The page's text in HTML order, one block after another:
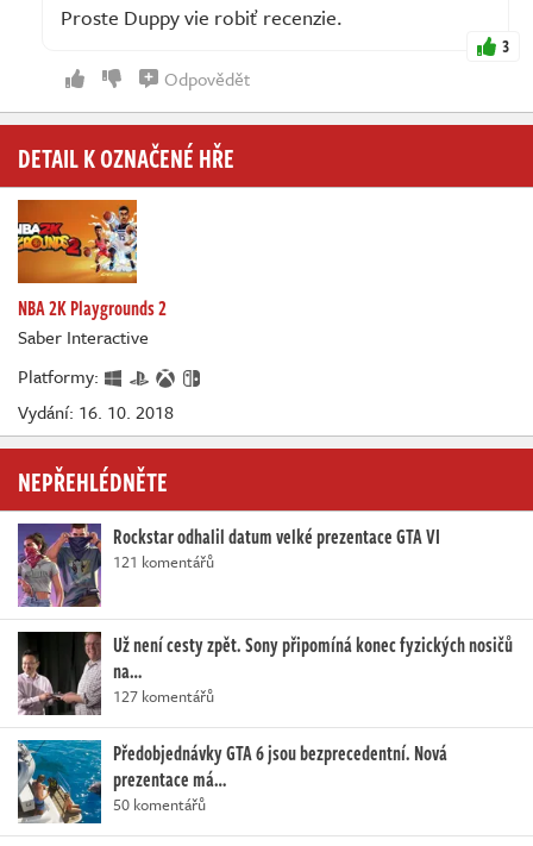
Proste Duppy vie robiť recenzie.
3
Odpovědět
DETAIL K OZNAČENÉ HŘE
NBA 2K Playgrounds 2
Saber Interactive
Platformy:
Vydání: 16. 10. 2018
NEPŘEHLÉDNĚTE
Rockstar odhalil datum velké prezentace GTA VI
121 komentářů
Už není cesty zpět. Sony připomíná konec fyzických nosičů
na…
127 komentářů
Předobjednávky GTA 6 jsou bezprecedentní. Nová
prezentace má…
50 komentářů